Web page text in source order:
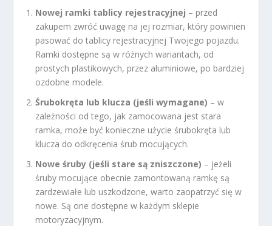
Nowej ramki tablicy rejestracyjnej – przed
zakupem zwróć uwagę na jej rozmiar, który powinien
pasować do tablicy rejestracyjnej Twojego pojazdu.
Ramki dostępne są w różnych wariantach, od
prostych plastikowych, przez aluminiowe, po bardziej
ozdobne modele.
Śrubokręta lub klucza (jeśli wymagane) – w
zależności od tego, jak zamocowana jest stara
ramka, może być konieczne użycie śrubokręta lub
klucza do odkręcenia śrub mocujących.
Nowe śruby (jeśli stare są zniszczone) – jeżeli
śruby mocujące obecnie zamontowaną ramkę są
zardzewiałe lub uszkodzone, warto zaopatrzyć się w
nowe. Są one dostępne w każdym sklepie
motoryzacyjnym.